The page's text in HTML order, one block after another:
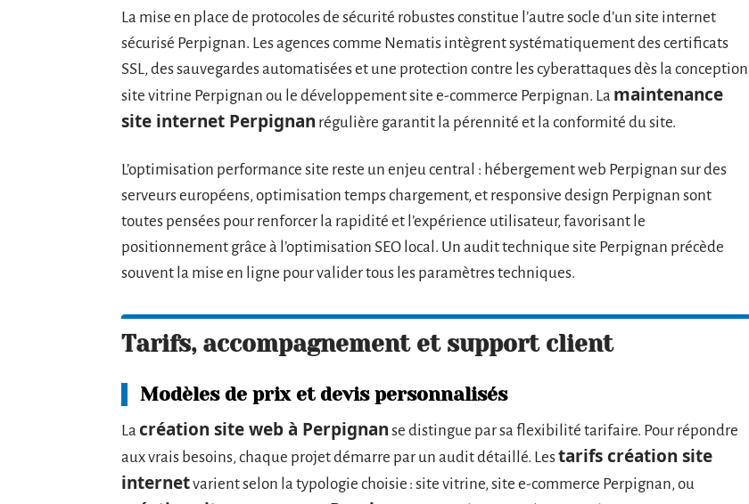
La mise en place de protocoles de sécurité robustes constitue l’autre socle d’un site internet
sécurisé Perpignan. Les agences comme Nematis intègrent systématiquement des certificats
SSL, des sauvegardes automatisées et une protection contre les cyberattaques dès la conception
site vitrine Perpignan ou le développement site e-commerce Perpignan. La maintenance
site internet Perpignan régulière garantit la pérennité et la conformité du site.
L’optimisation performance site reste un enjeu central : hébergement web Perpignan sur des
serveurs européens, optimisation temps chargement, et responsive design Perpignan sont
toutes pensées pour renforcer la rapidité et l’expérience utilisateur, favorisant le
positionnement grâce à l’optimisation SEO local. Un audit technique site Perpignan précède
souvent la mise en ligne pour valider tous les paramètres techniques.
Tarifs, accompagnement et support client
Modèles de prix et devis personnalisés
La création site web à Perpignan se distingue par sa flexibilité tarifaire. Pour répondre
aux vrais besoins, chaque projet démarre par un audit détaillé. Lestarifs création site
internetvarient selon la typologie choisie : site vitrine, site e-commerce Perpignan, ou